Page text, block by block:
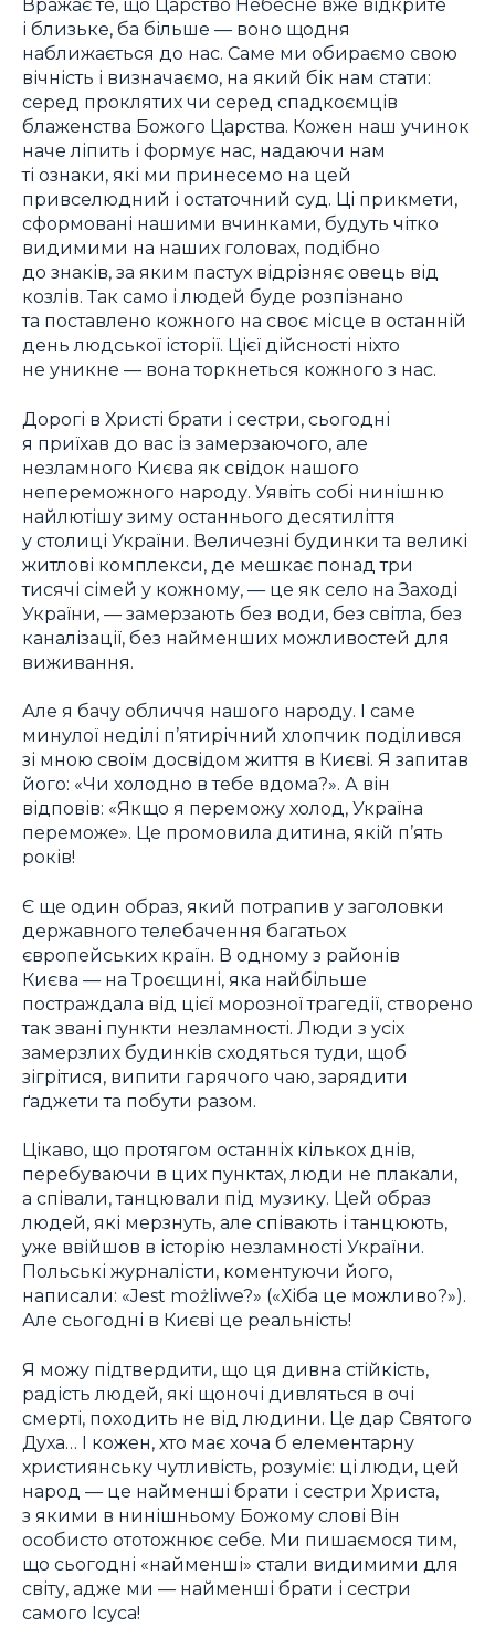
Вражає те, що Царство Небесне вже відкрите
і близьке, ба більше — воно щодня
наближається до нас. Саме ми обираємо свою
вічність і визначаємо, на який бік нам стати:
серед проклятих чи серед спадкоємців
блаженства Божого Царства. Кожен наш учинок
наче ліпить і формує нас, надаючи нам
ті ознаки, які ми принесемо на цей
привселюдний і остаточний суд. Ці прикмети,
сформовані нашими вчинками, будуть чітко
видимими на наших головах, подібно
до знаків, за яким пастух відрізняє овець від
козлів. Так само і людей буде розпізнано
та поставлено кожного на своє місце в останній
день людської історії. Цієї дійсності ніхто
не уникне — вона торкнеться кожного з нас.
Дорогі в Христі брати і сестри, сьогодні
я приїхав до вас із замерзаючого, але
незламного Києва як свідок нашого
непереможного народу. Уявіть собі нинішню
найлютішу зиму останнього десятиліття
у столиці України. Величезні будинки та великі
житлові комплекси, де мешкає понад три
тисячі сімей у кожному, — це як село на Заході
України, — замерзають без води, без світла, без
каналізації, без найменших можливостей для
виживання.
Але я бачу обличчя нашого народу. І саме
минулої неділі п’ятирічний хлопчик поділився
зі мною своїм досвідом життя в Києві. Я запитав
його: «Чи холодно в тебе вдома?». А він
відповів: «Якщо я переможу холод, Україна
переможе». Це промовила дитина, якій п’ять
років!
Є ще один образ, який потрапив у заголовки
державного телебачення багатьох
європейських країн. В одному з районів
Києва — на Троєщині, яка найбільше
постраждала від цієї морозної трагедії, створено
так звані пункти незламності. Люди з усіх
замерзлих будинків сходяться туди, щоб
зігрітися, випити гарячого чаю, зарядити
ґаджети та побути разом.
Цікаво, що протягом останніх кількох днів,
перебуваючи в цих пунктах, люди не плакали,
а співали, танцювали під музику. Цей образ
людей, які мерзнуть, але співають і танцюють,
уже ввійшов в історію незламності України.
Польські журналісти, коментуючи його,
написали: «Jest możliwe?» («Хіба це можливо?»).
Але сьогодні в Києві це реальність!
Я можу підтвердити, що ця дивна стійкість,
радість людей, які щоночі дивляться в очі
смерті, походить не від людини. Це дар Святого
Духа… І кожен, хто має хоча б елементарну
християнську чутливість, розуміє: ці люди, цей
народ — це найменші брати і сестри Христа,
з якими в нинішньому Божому слові Він
особисто ототожнює себе. Ми пишаємося тим,
що сьогодні «найменші» стали видимими для
світу, адже ми — найменші брати і сестри
самого Ісуса!